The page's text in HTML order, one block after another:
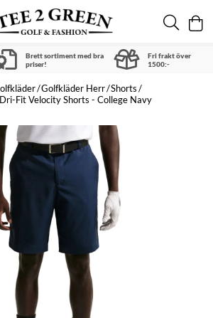
Brett sortiment med bra
priser!
Fri frakt över
1500:-
Golfkläder Herr Shorts
Fit Velocity Shorts - College Navy